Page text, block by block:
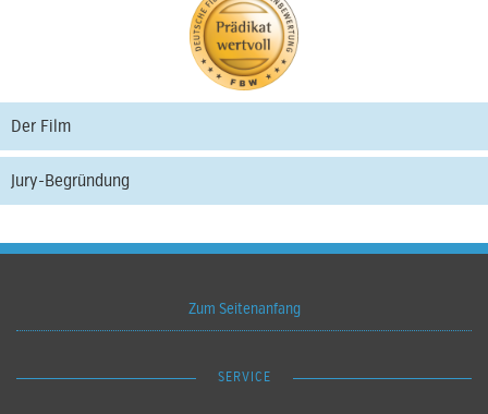
Der Film
Jury-Begründung
Zum Seitenanfang
SERVICE